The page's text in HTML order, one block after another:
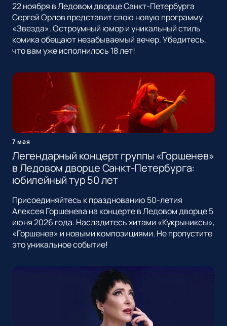
22 ноября в Ледовом дворце Санкт-Петербурга
Сергей Орлов представит свою новую программу
«Звезда». Остроумный юмор и уникальный стиль
комика обещают незабываемый вечер. Убедитесь,
что вам уже исполнилось 18 лет!
7 мая
Легендарный концерт группы «Горшенев»
в Ледовом дворце Санкт-Петербурга:
юбилейный тур 50 лет
Присоединяйтесь к празднованию 50-летия
Алексея Горшенева на концерте в Ледовом дворце 5
июня 2026 года. Насладитесь хитами «Кукрыниксы»,
«Горшенев» и новыми композициями. Не пропустите
это уникальное событие!